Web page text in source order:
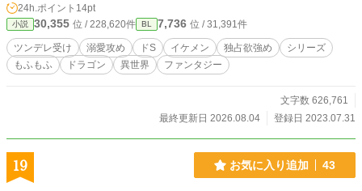
るんだぞ？」 「これが俺の欲望だって!? 絶対にありえない
っ！」 優希の欲望とは？現実世界の海斗の想いとは？ 不思議
な世界へようこそ、『あなたの望み、叶えます』 ツンデレで
恥ずかしくて素直になれない優希と、独占欲が強く優希を溺
愛しながらもついイジメてしまう海斗のシリーズ小説です。
ロはありませんが、エロ多めの回には「R18」と表記してい
24h.ポイント 14pt
小説 30,355 位 / 228,620件 BL 7,736 位 / 31,391件
ツンデレ受け 溺愛攻め ドS イケメン 独占欲強め
シリーズ
もふもふ
ドラゴン 異世界 ファンタジー
文字数 626,761
最終更新日 2026.08.04
登録日 2023.07.31
19 お気に入り追加 43